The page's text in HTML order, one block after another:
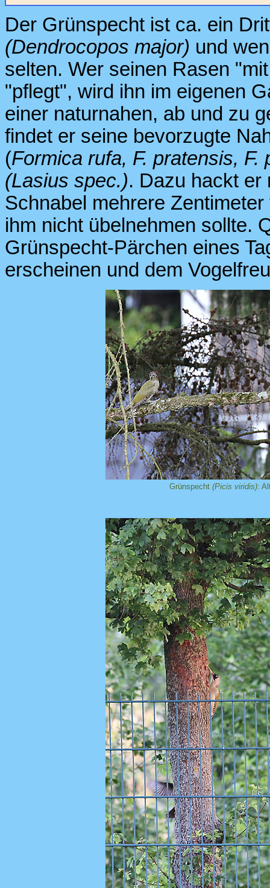
Der Grünspecht ist ca. ein
(Dendrocopos major) und
selten. Wer seinen Rasen
"pflegt", wird ihn im eigenen
einer naturnahen, ab und zu
findet er seine bevorzugte
(Formica rufa, F. pratensis, F.
(Lasius spec.). Dazu hackt er
Schnabel mehrere
ihm nicht übelnehmen sollte.
Grünspecht-Pärchen eines
erscheinen und dem
Grünspecht (Picis viridis):